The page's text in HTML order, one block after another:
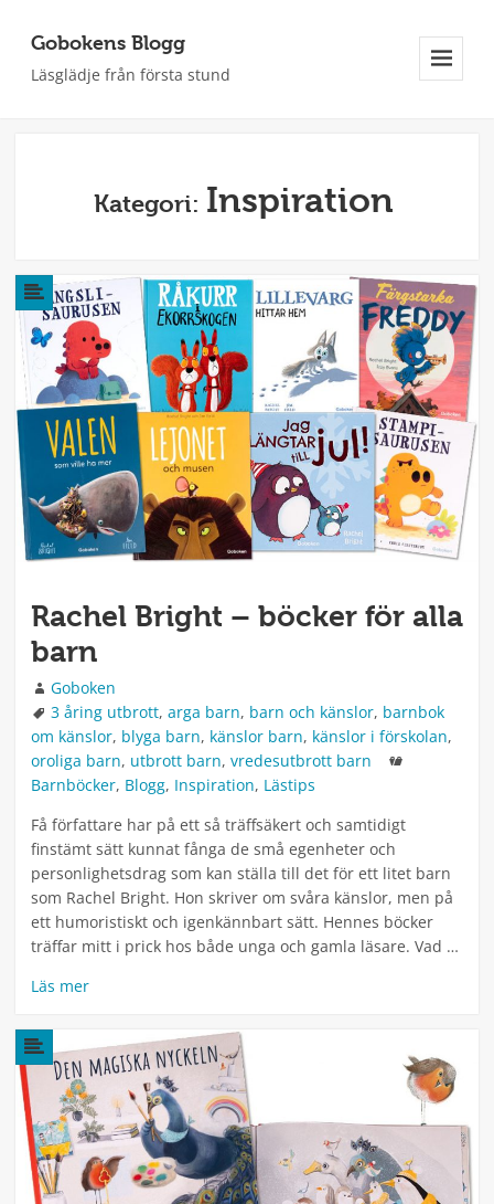
Gobokens Blogg
Läsglädje från första stund
Kategori: Inspiration
Rachel Bright – böcker för alla
barn
Författare
Goboken
Taggar
3 åring utbrott, arga barn, barn och känslor, barnbok
om känslor, blyga barn, känslor barn, känslor i förskolan,
oroliga barn, utbrott barn, vredesutbrott barn
Barnböcker, Blogg, Inspiration, Lästips
Få författare har på ett så träffsäkert och samtidigt
finstämt sätt kunnat fånga de små egenheter och
personlighetsdrag som kan ställa till det för ett litet barn
som Rachel Bright. Hon skriver om svåra känslor, men på
ett humoristiskt och igenkännbart sätt. Hennes böcker
träffar mitt i prick hos både unga och gamla läsare. Vad …
Läs mer